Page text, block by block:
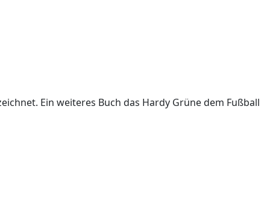
Ein weiteres Buch das Hardy Grüne dem Fußball